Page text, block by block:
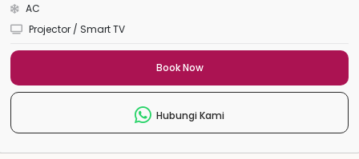
AC
Projector / Smart TV
Book Now
Hubungi Kami